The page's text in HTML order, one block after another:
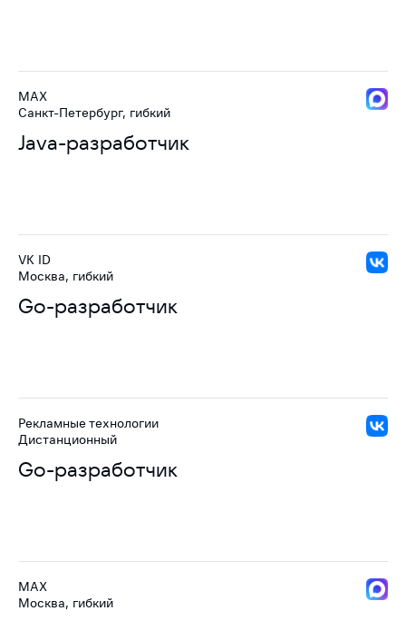
Java-разработчик
MAX
Санкт-Петербург, гибкий
Go-разработчик
VK ID
Москва, гибкий
Go-разработчик
Рекламные технологии
Дистанционный
MAX
Москва, гибкий